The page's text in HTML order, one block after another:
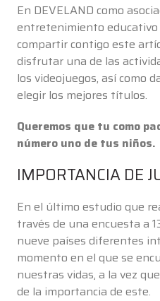
En DEVELAND como
entretenimiento
compartir contigo este
disfrutar una de las
los videojuegos, así como
elegir los mejores títulos.
Queremos que tu como
número uno de tus niños.
IMPORTANCIA DE
En el último estudio que
través de una encuesta a
nueve países diferentes
momento en el que se
nuestras vidas, a la vez
de la importancia de este.